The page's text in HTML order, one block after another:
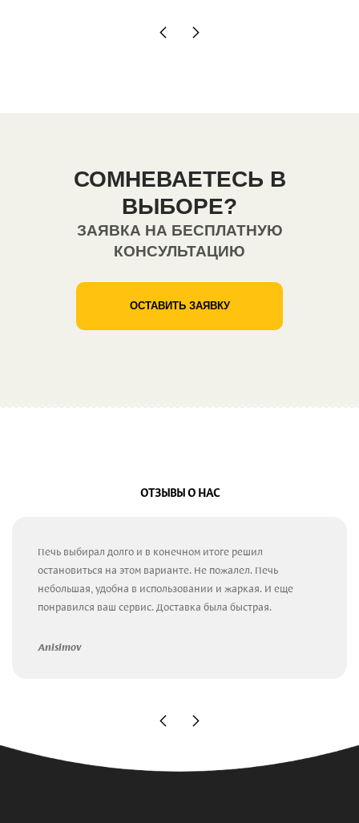
СОМНЕВАЕТЕСЬ В
ВЫБОРЕ?
ЗАЯВКА НА БЕСПЛАТНУЮ
КОНСУЛЬТАЦИЮ
ОСТАВИТЬ ЗАЯВКУ
ОТЗЫВЫ О НАС
Печь выбирал долго и в конечном итоге решил
остановиться на этом варианте. Не пожалел. Печь
небольшая, удобна в использовании и жаркая. И еще
понравился ваш сервис. Доставка была быстрая.
Anisimov